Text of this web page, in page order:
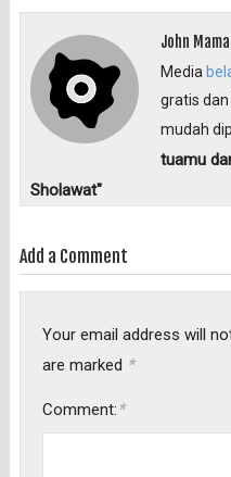
John
Media
gratis
mudah
tuamu
Sholawat"
Add a Comment
Your email address will
are marked *
Comment:*